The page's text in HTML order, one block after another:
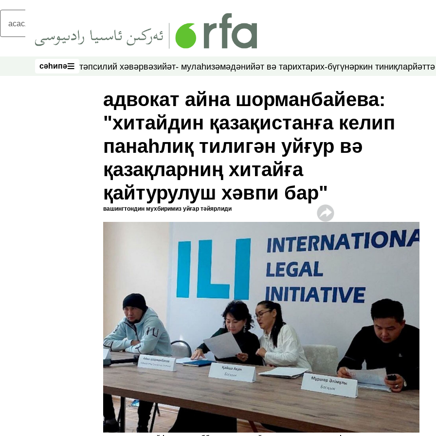
асаслиқ мәзмунға атлаң
сәһипә тәпсилий хәвәрвәзийәт- мулаһизәмәдәнийәт вә тарихтарих-бүгүнәркин тиниқлар
адвокат айна шорманбайева:
"хитайдин қазақистанға келип
панаһлиқ тилигән уйғур вә
қазақларниң хитайға
қайтурулуш хәвпи бар"
вашингтондин мухбиримиз уйғар тәйярлиди